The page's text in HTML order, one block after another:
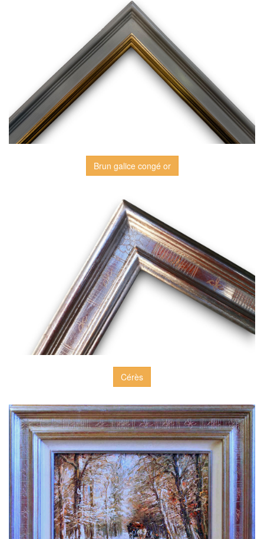
Brun galice congé or
Cérès